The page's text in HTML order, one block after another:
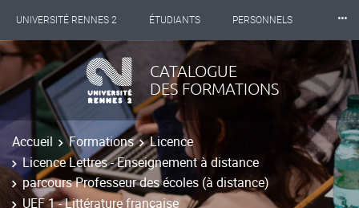
UNIVERSITÉ RENNES 2 ÉTUDIANTS PERSONNELS
INTERNATIONAL PROFESSIONNELS BIBLIOTHÈQUES
LES NOUVELLES DE RENNES 2
⸱⸱⸱
CATALOGUE
DES FORMATIONS
Accueil Formations
Licence
Licence Lettres - Enseignement à distance
parcours Professeur des écoles (à distance)
UEF 1 - Littérature française